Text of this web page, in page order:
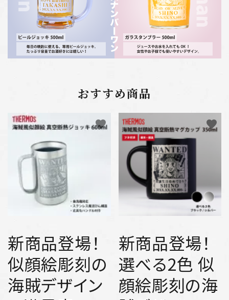
おすすめ商品
新商品登場！
似顔絵彫刻の
海賊デザイン
favorite
新商品登場！
選べる2色 似
顔絵彫刻の海
favorite